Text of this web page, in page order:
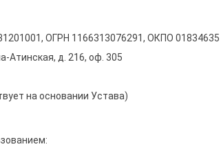
ОГРН 1166313076291, ОКПО 01834635
Атинская, д. 216, оф. 305
на основании Устава)